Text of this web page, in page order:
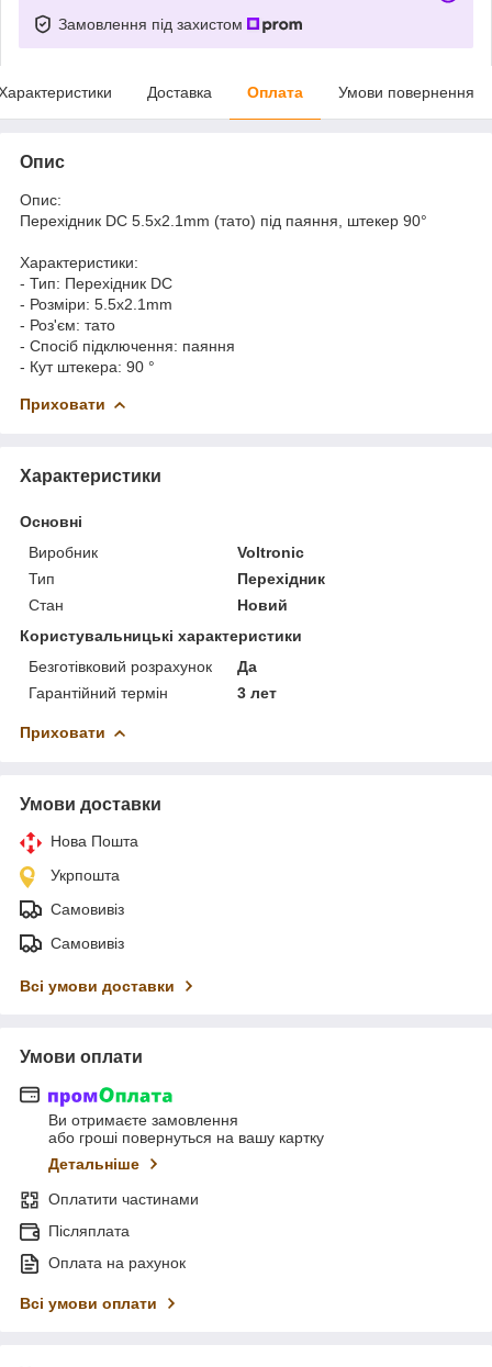
Замовлення під захистом
Доставка Оплата Умови повернення
Опис
Опис:
Перехідник DC 5.5x2.1mm (тато) під паяння, штекер 90°
Характеристики:
- Тип: Перехідник DC
- Розміри: 5.5x2.1mm
- Роз'єм: тато
- Спосіб підключення: паяння
- Кут штекера: 90 °
Приховати
Характеристики
Основні
Виробник
Voltronic
Тип
Перехідник
Стан
Новий
Користувальницькі характеристики
Безготівковий розрахунок
Да
Гарантійний термін
3 лет
Приховати
Умови доставки
Нова Пошта
Укрпошта
Самовивіз
Самовивіз
Всі умови доставки
Умови оплати
Ви отримаєте замовлення
або гроші повернуться на вашу картку
Детальніше
Оплатити частинами
Післяплата
Оплата на рахунок
Всі умови оплати